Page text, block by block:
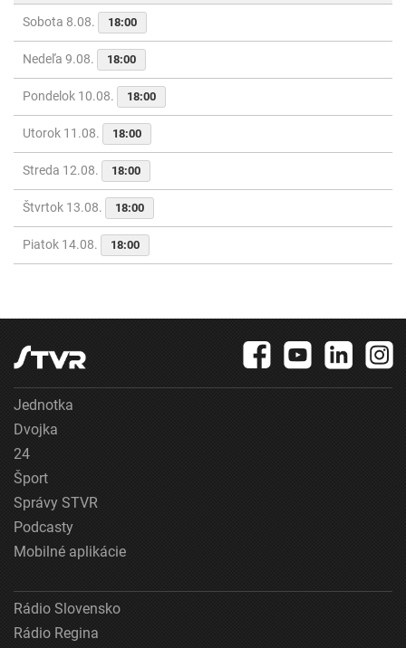
Sobota 8.08. 18:00
Nedeľa 9.08. 18:00
Pondelok 10.08. 18:00
Utorok 11.08. 18:00
Streda 12.08. 18:00
Štvrtok 13.08. 18:00
Piatok 14.08. 18:00
Jednotka
Dvojka
24
Šport
Správy STVR
Podcasty
Mobilné aplikácie
Rádio Slovensko
Rádio Regina